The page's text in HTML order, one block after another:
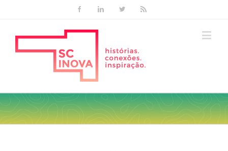
FacebookLinkedinTwitter